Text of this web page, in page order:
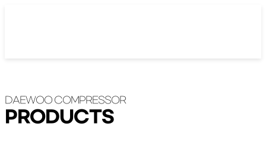
DAEWOO COMPRESSOR
PRODUCTS